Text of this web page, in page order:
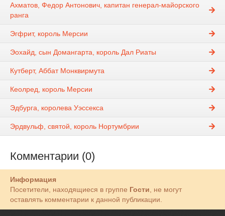
Ахматов, Федор Антонович, капитан генерал-майорского
ранга
Эгфрит, король Мерсии
Эохайд, сын Домангарта, король Дал Риаты
Кутберт, Аббат Монквирмута
Кеолред, король Мерсии
Эдбурга, королева Уэссекса
Эрдвульф, святой, король Нортумбрии
Комментарии (0)
Информация
Посетители, находящиеся в группе Гости , не могут
оставлять комментарии к данной публикации.